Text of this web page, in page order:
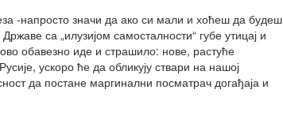
-напросто значи да ако си мали и хоћеш да будеш
са „илузијом самосталности“ губе утицај и
обавезно иде и страшило: нове, растуће
ускоро ће да обликују ствари на нашој
да постане маргинални посматрач догађаја и